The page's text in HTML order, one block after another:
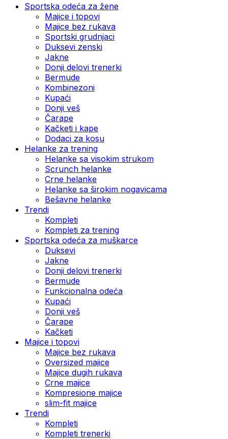
Sportska odeća za žene
Majice i topovi
Majice bez rukava
Sportski grudnjaci
Duksevi zenski
Jakne
Donji delovi trenerki
Bermude
Kombinezoni
Kupaći
Donji veš
Čarape
Kačketi i kape
Dodaci za kosu
Helanke za trening
Helanke sa visokim strukom
Scrunch helanke
Crne helanke
Helanke sa širokim nogavicama
Bešavne helanke
Trendi
Kompleti
Kompleti za trening
Sportska odeća za muškarce
Duksevi
Jakne
Donji delovi trenerki
Bermude
Funkcionalna odeća
Kupaći
Donji veš
Čarape
Kačketi
Majice i topovi
Majice bez rukava
Oversized majice
Majice dugih rukava
Crne majice
Kompresione majice
slim-fit majice
Trendi
Kompleti
Kompleti trenerki